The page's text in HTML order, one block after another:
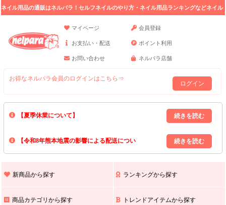
ネイル用品の通販はネルパラ！セルフネイルのやり方・ネイル用品ランキングなどネイル
マイページ
会員登録
お支払い・配送 ポイント利用
お問い合わせ ネルパラ店舗
お得なネルパラ会員のログインはこちら⇒
ログイン
【夏季休業について】
8/13(木)～8/16(日)の間｢出荷業務・お問い合わせ業務｣はお休みいたしま
上記期間中のご注文・お問い合わせは8/17(月)以降の対応となりますので
【令和8年熊本地震の影響による配送につい
また､ 九州全域でお荷物のお届けに遅延が生じております｡
新商品から探す ランキングから探す
商品カテゴリから探す トレンドアイテムから探す